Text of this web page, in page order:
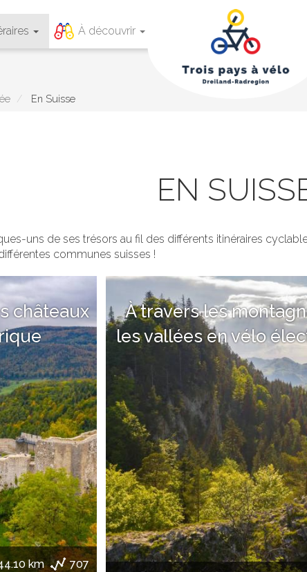
À découvrir
En Suisse
EN
uns de ses trésors au fil des différents itinéraires
communes suisses !
châteaux
km
707
À travers les
les vallées en vélo